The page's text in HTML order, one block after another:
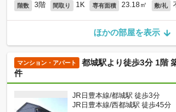
階数 3階 間取り 1K 専有面積 23.18㎡ 敷/礼
ほかの部屋を表示
マンション・アパート
都城駅より徒歩3分 1階
件
JR日豊本線/都城駅 徒歩3分
JR日豊本線/西都城駅 徒歩45分